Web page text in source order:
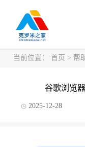
当前位置： 首页 > 帮
谷歌浏览
2025-12-28